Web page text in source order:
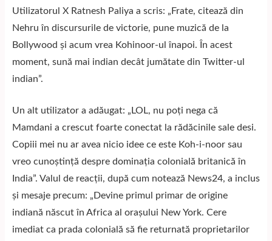
Utilizatorul X Ratnesh Paliya a scris: „Frate, citează din
Nehru în discursurile de victorie, pune muzică de la
Bollywood și acum vrea Kohinoor-ul înapoi. În acest
moment, sună mai indian decât jumătate din Twitter-ul
indian”.
Un alt utilizator a adăugat: „LOL, nu poți nega că
Mamdani a crescut foarte conectat la rădăcinile sale desi.
Copiii mei nu ar avea nicio idee ce este Koh-i-noor sau
vreo cunoștință despre dominația colonială britanică în
India”. Valul de reacții, după cum notează News24, a inclus
și mesaje precum: „Devine primul primar de origine
indiană născut în Africa al orașului New York. Cere
imediat ca prada colonială să fie returnată proprietarilor